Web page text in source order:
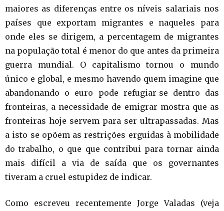
maiores as diferenças entre os níveis salariais nos
países que exportam migrantes e naqueles para
onde eles se dirigem, a percentagem de migrantes
na população total é menor do que antes da primeira
guerra mundial. O capitalismo tornou o mundo
único e global, e mesmo havendo quem imagine que
abandonando o euro pode refugiar-se dentro das
fronteiras, a necessidade de emigrar mostra que as
fronteiras hoje servem para ser ultrapassadas. Mas
a isto se opõem as restrições erguidas à mobilidade
do trabalho, o que que contribui para tornar ainda
mais difícil a via de saída que os governantes
tiveram a cruel estupidez de indicar.
Como escreveu recentemente Jorge Valadas (veja